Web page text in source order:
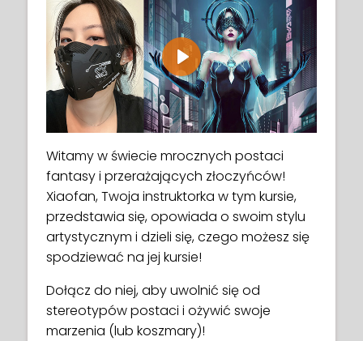
Play
Witamy w świecie mrocznych postaci
fantasy i przerażających złoczyńców!
Xiaofan, Twoja instruktorka w tym kursie,
przedstawia się, opowiada o swoim stylu
artystycznym i dzieli się, czego możesz się
spodziewać na jej kursie!
Dołącz do niej, aby uwolnić się od
stereotypów postaci i ożywić swoje
marzenia (lub koszmary)!